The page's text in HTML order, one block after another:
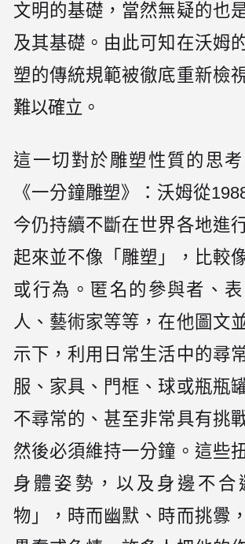
文明的基礎，當然無疑的也
及其基礎。由此可知在沃姆
塑的傳統規範被徹底重新檢
難以確立。
這一切對於雕塑性質的思
《一分鐘雕塑》：沃姆從
今仍持續不斷在世界各地進
起來並不像「雕塑」，比較
或行為。匿名的參與者、
人、藝術家等等，在他圖文
示下，利用日常生活中的尋
服、家具、門框、球或瓶瓶
不尋常的、甚至非常具有挑
然後必須維持一分鐘。這些
身體姿勢，以及身邊不合
物」，時而幽默、時而挑釁